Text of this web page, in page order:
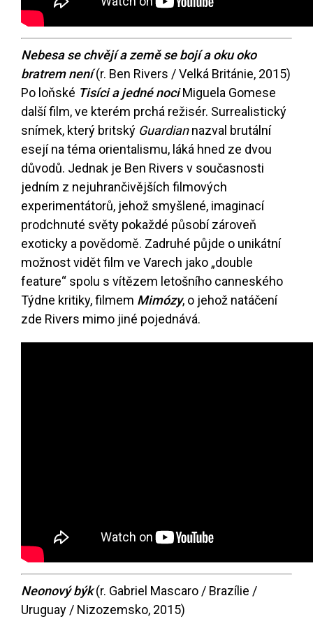
Nebesa se chvějí a země se bojí a oku oko
bratrem není(r. Ben Rivers / Velká Británie, 2015)
Po loňské Tisíci a jedné nociMiguela Gomese
další film, ve kterém prchá režisér. Surrealistický
snímek, který britský Guardiannazval brutální
esejí na téma orientalismu, láká hned ze dvou
důvodů. Jednak je Ben Rivers v současnosti
jedním z nejuhrančivějších filmových
experimentátorů, jehož smyšlené, imaginací
prodchnuté světy pokaždé působí zároveň
exoticky a povědomě. Zadruhé půjde o unikátní
možnost vidět film ve Varech jako „double
feature“ spolu s vítězem letošního canneského
Týdne kritiky, filmem Mimózy, o jehož natáčení
zde Rivers mimo jiné pojednává.
Neonový býk(r. Gabriel Mascaro / Brazílie /
Uruguay / Nizozemsko, 2015)